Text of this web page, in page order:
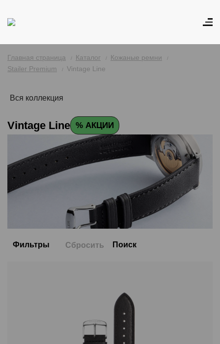
Главная страница Каталог
Кожаные ремни
Stailer Premium
Vintage Line
Вся коллекция
Vintage Line % АКЦИИ
Фильтры Сбросить Поиск